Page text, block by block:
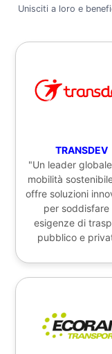
Unisciti a loro e
TRANSDEV
"Un leader
mobilità
offre soluzioni
per soddisfare
esigenze di
pubblico e